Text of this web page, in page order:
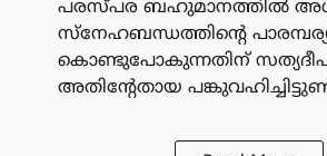
പരസ്പര ബഹുമാനത്തിൽ
സ്നേഹബന്ധത്തിന്റെ
കൊണ്ടുപോകുന്നതിന്
അതിന്റേതായ